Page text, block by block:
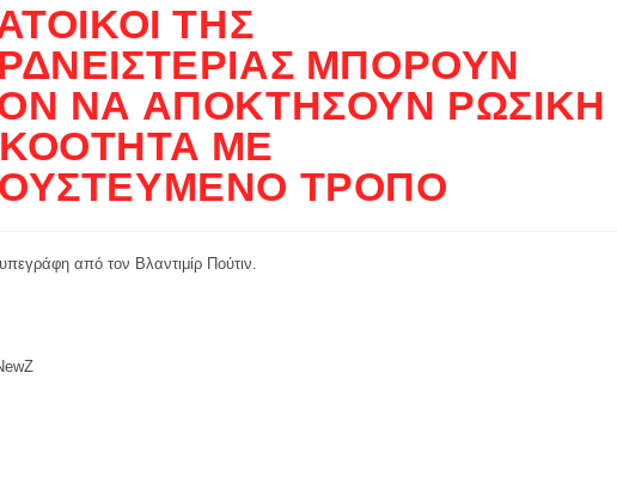
ΤΗΣ
ΜΠΟΡΟΎΝ
ΝΑ ΑΠΟΚΤΉΣΟΥΝ ΡΩΣΙΚΉ
ΜΕ
ΤΡΌΠΟ
από τον Βλαντιμίρ Πούτιν.